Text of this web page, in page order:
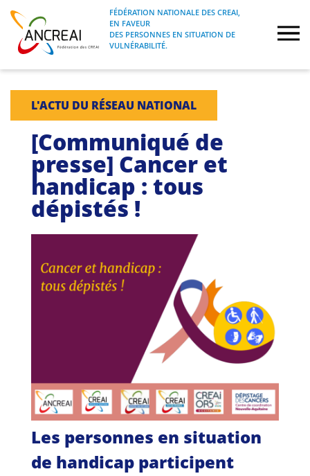
Skip
content
ANCREAI
FÉDÉRATION NATIONALE DES CREAI, EN
FAVEUR DES PERSONNES EN SITUATION
FÉDÉRATION NATIONALE DES CREAI,
EN FAVEUR
DES PERSONNES EN SITUATION DE
VULNÉRABILITÉ.
À propos
Journées nationales
Formations
Espace emploi
ARSENE
L'ACTU DU RÉSEAU NATIONAL
[Communiqué de
presse] Cancer et
handicap : tous
dépistés !
Les personnes en situation
de handicap participent